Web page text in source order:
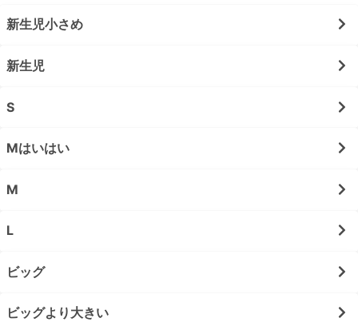
新生児小さめ
新生児
S
Mはいはい
M
L
ビッグ
ビッグより大きい